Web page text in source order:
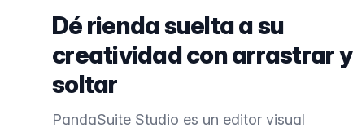
Dé rienda suelta a su
creatividad con arrastrar y
soltar
PandaSuite Studio es un editor visual